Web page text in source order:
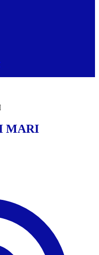
MARI